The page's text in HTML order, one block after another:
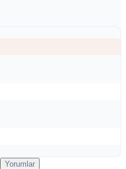
Yorumlar